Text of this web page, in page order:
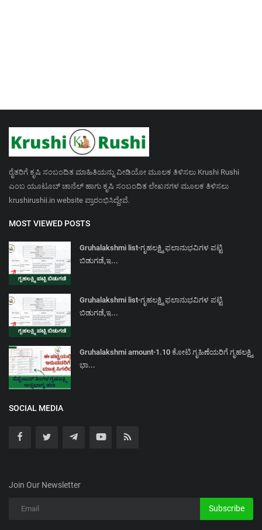
ರೈತರಿಗೆ ಕೃಷಿ ಸಂಬಂದಿತ ಮಾಹಿತಿಯನ್ನು ವೀಡಿಯೋ ಮೂಲಕ ತಿಳಿಸಲು Krushi Rushi
ಎಂಬ ಯೂಟೂಬ್ ಚಾನೆಲ್ ಹಾಗು ಕೃಷಿ ಸಂಬಂದಿತ ಲೇಖನಗಳ ಮೂಲಕ ತಿಳಿಸಲು
krushirushii.in website ಪ್ರಾರಂಭಿಸಿದ್ದೇವೆ.
MOST VIEWED POSTS
Gruhalakshmi list-ಗೃಹಲಕ್ಷ್ಮಿ ಫಲಾನುಭವಿಗಳ ಪಟ್ಟಿ
ಬಿಡುಗಡೆ,ಇ...
Gruhalakshmi list-ಗೃಹಲಕ್ಷ್ಮಿ ಫಲಾನುಭವಿಗಳ ಪಟ್ಟಿ
ಬಿಡುಗಡೆ,ಇ...
Gruhalakshmi amount-1.10 ಕೋಟಿ ಗೃಹಿಣೆಯರಿಗೆ ಗೃಹಲಕ್ಷ್ಮಿ
ಭಾ...
SOCIAL MEDIA
Join Our Newsletter
Subscribe